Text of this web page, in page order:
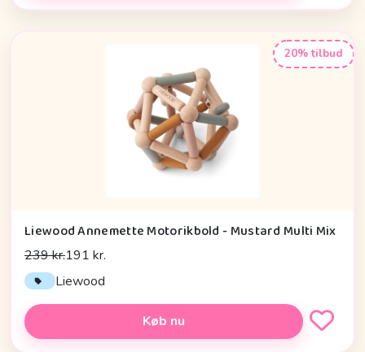
20% tilbud
Liewood Annemette Motorikbold - Mustard Multi Mix
239 kr.191 kr.
Liewood
Køb nu